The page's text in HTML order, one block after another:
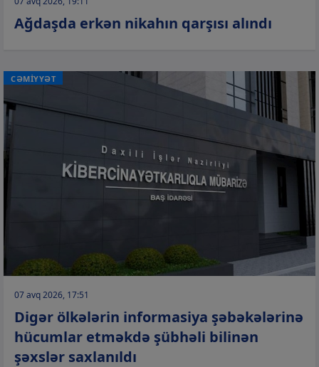
Ağdaşda erkən nikahın qarşısı alındı
CƏMİYYƏT
07 avq 2026, 17:51
Digər ölkələrin informasiya şəbəkələrinə
hücumlar etməkdə şübhəli bilinən
şəxslər saxlanıldı